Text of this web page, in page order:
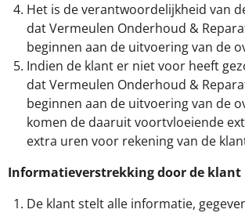
Het is de verantwoordelijkheid van
dat Vermeulen Onderhoud &
beginnen aan de uitvoering van de
Indien de klant er niet voor heeft
dat Vermeulen Onderhoud &
beginnen aan de uitvoering van de
komen de daaruit voortvloeiende
extra uren voor rekening van de
Informatieverstrekking door de klant
De klant stelt alle informatie,